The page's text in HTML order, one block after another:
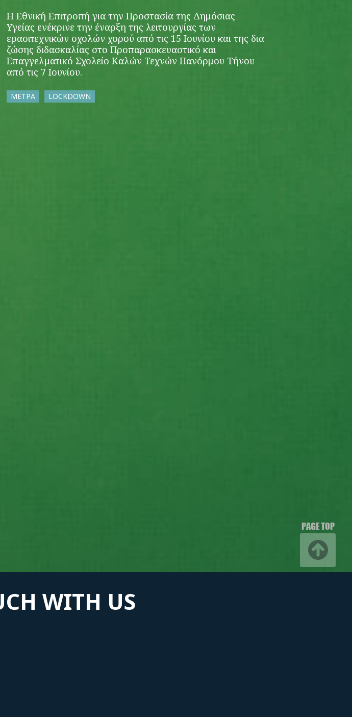
Η Εθνική Επιτροπή για την Προστασία της Δημόσιας
Υγείας ενέκρινε την έναρξη της λειτουργίας των
ερασιτεχνικών σχολών χορού από τις 15 Ιουνίου και της δια
ζώσης διδασκαλίας στο Προπαρασκευαστικό και
Επαγγελματικό Σχολείο Καλών Τεχνών Πανόρμου Τήνου
από τις 7 Ιουνίου.
ΜΕΤΡΑ LOCKDOWN
PAGE TOP
WITH US